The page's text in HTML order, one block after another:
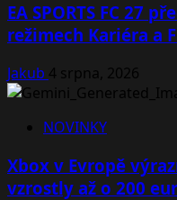
EA SPORTS FC 27
režimech Kariéra a
Jakub 4 srpna, 2026
NOVINKY
Xbox v Evropě
vzrostly až o 200 eur